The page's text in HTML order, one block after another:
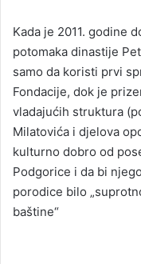
Kada je 2011. godine
potomaka dinastije
samo da koristi prvi
Fondacije, dok je
vladajućih struktura
Milatovića i djelova
kulturno dobro od
Podgorice i da bi
porodice bilo
baštine“